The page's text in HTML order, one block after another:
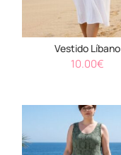
Vestido Líbano
10.00€